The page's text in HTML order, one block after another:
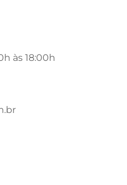
às 18:00h